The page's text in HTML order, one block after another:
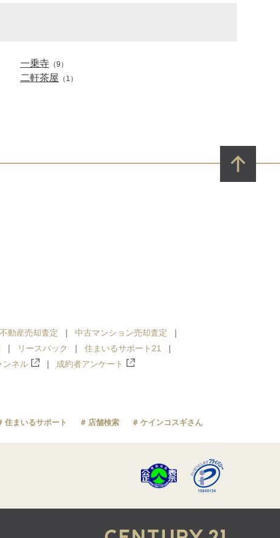
一乗寺（9）
二軒茶屋 （1）
不動産売却査定
中古マンション売却査定
リースバック
住まいるサポート21
ンネル 成約者アンケート
住まいるサポート 店舗検索 ケインコスギさん